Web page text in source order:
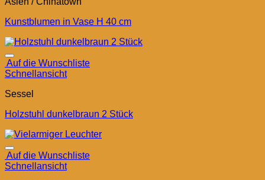
Kunstblumen in Vase H 40 cm
Auf die Wunschliste
Schnellansicht
Sessel
Holzstuhl dunkelbraun 2 Stück
Auf die Wunschliste
Schnellansicht